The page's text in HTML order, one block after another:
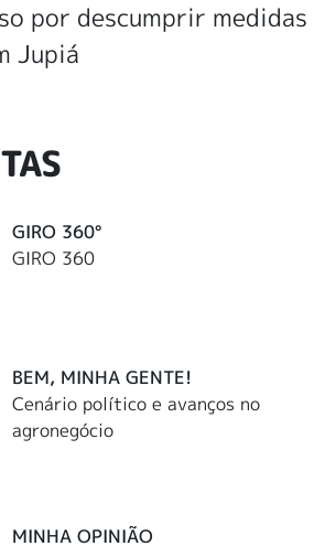
por descumprir medidas
Jupiá
GIRO 360°
GIRO 360
BEM, MINHA GENTE!
Cenário político e avanços no
agronegócio
MINHA OPINIÃO